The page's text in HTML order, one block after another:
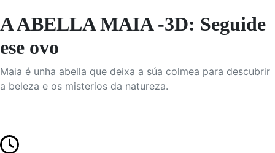
A ABELLA MAIA -3D: Seguide
ese ovo
Maia é unha abella que deixa a súa colmea para descubrir
a beleza e os misterios da natureza.